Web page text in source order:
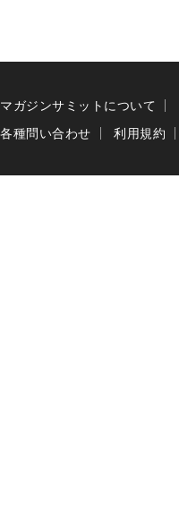
マガジンサミットについて
各種問い合わせ
利用規約